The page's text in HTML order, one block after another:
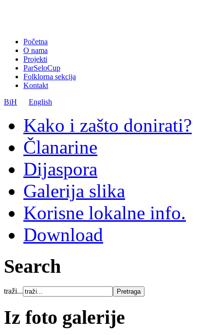
Početna
O nama
Projekti
ParSeloCup
Folklorna sekcija
Kontakt
BiH
English
Kako i zašto donirati?
Članarine
Dijaspora
Galerija slika
Korisne lokalne info.
Download
Search
traži...
Iz foto galerije